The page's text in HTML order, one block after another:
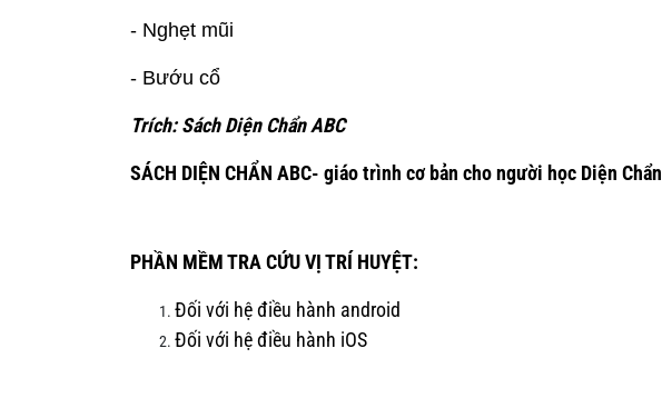
- Nghẹt mũi
- Bướu cổ
Trích: Sách Diện Chẩn ABC
SÁCH DIỆN CHẨN ABC- giáo trình cơ bản cho người học Diện Chẩn
PHẦN MỀM TRA CỨU VỊ TRÍ HUYỆT:
Đối với hệ điều hành android
Đối với hệ điều hành iOS